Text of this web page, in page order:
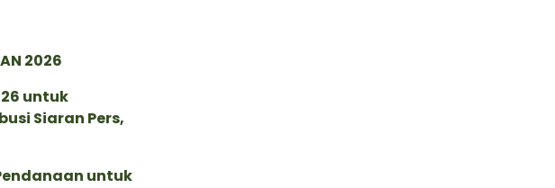
2026
untuk
Siaran Pers,
untuk